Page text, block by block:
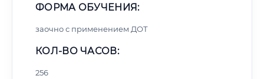
ФОРМА ОБУЧЕНИЯ:
заочно с применением ДОТ
КОЛ-ВО ЧАСОВ:
256